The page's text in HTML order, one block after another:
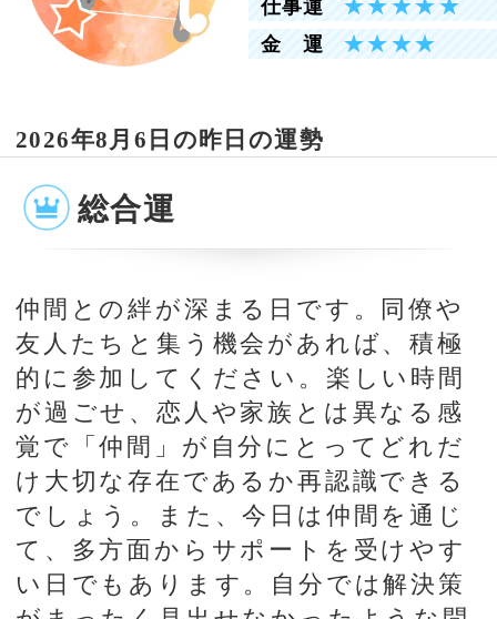
総合運
友人たちと集う機会があれば、積極
的に参加してください。楽しい時間
覚で「仲間」が自分にとってどれだ
け大切な存在であるか再認識できる
でしょう。また、今日は仲間を通じ
い日でもあります。自分では解決策
がまったく見出せなかったような問
題も、仲間に相談すれば簡単に解決
してしまうかもしれません。
恋愛運
周囲で恋愛の話題が増える日です。
今、恋のきっかけに困っているな
ら、人の幸せそうな恋愛話を聞くと
気持ちを焦らせるかもしれません。
でも、あなたさえ準備できていれ